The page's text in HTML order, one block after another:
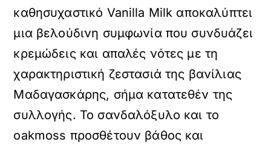
καθησυχαστικό Vanilla Milk αποκαλύπτει
μια βελούδινη συμφωνία που συνδυάζει
κρεμώδεις και απαλές νότες με τη
χαρακτηριστική ζεστασιά της βανίλιας
Μαδαγασκάρης, σήμα κατατεθέν της
συλλογής. Το σανδαλόξυλο και το
οakmoss προσθέτουν βάθος και